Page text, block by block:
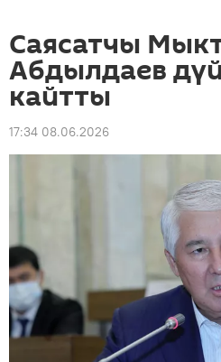
Саясатчы
Абдылдаев
кайтты
17:34 08.06.2026